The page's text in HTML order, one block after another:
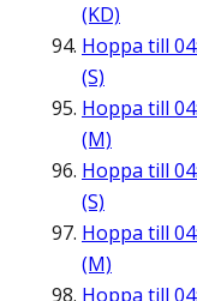
(KD)
Hoppa till
(S)
Hoppa till
(M)
Hoppa till
(S)
Hoppa till
(M)
Hoppa till